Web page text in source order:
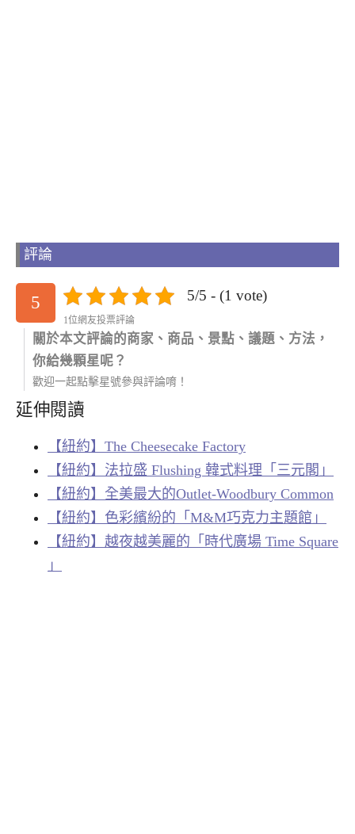
評論
5 5/5 - (1 vote)
1位網友投票評論
關於本文評論的商家、商品、景點、議題、方法，
你給幾顆星呢？
歡迎一起點擊星號參與評論唷！
延伸閱讀
【紐約】The Cheesecake Factory
【紐約】法拉盛 Flushing 韓式料理「三元閣」
【紐約】全美最大的Outlet-Woodbury Common
【紐約】色彩繽紛的「M&M巧克力主題館」
【紐約】越夜越美麗的「時代廣場 Time Square
」